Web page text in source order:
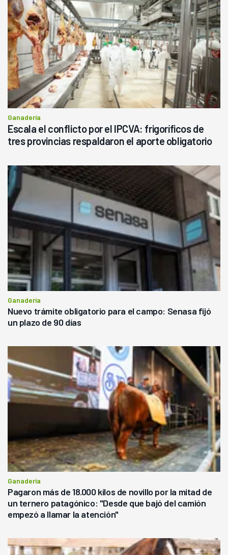
Ganadería
Escala el conflicto por el IPCVA: frigoríficos de
tres provincias respaldaron el aporte obligatorio
Ganadería
Nuevo trámite obligatorio para el campo: Senasa fijó
un plazo de 90 días
Ganadería
Pagaron más de 18.000 kilos de novillo por la mitad de
un ternero patagónico: "Desde que bajó del camión
empezó a llamar la atención"